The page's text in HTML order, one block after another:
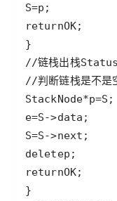
S=p
returnOK
//链栈出栈Status
//判断链栈是不是
StackNode*p=S
e=S->data
S=S->next
deletep
returnOK